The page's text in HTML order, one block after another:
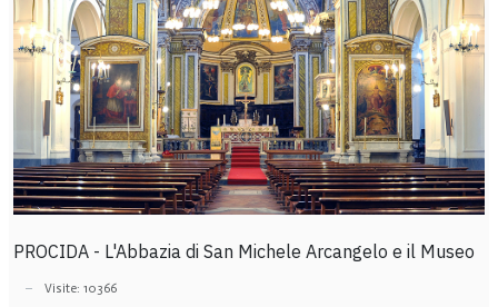
PROCIDA - L'Abbazia di San Michele Arcangelo e il Museo
Visite: 10366